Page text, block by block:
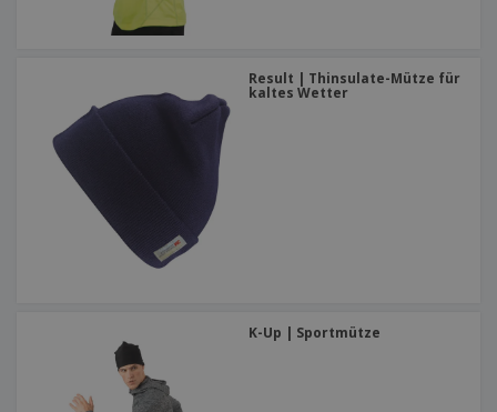
Result | Thinsulate-Mütze für
kaltes Wetter
K-Up | Sportmütze